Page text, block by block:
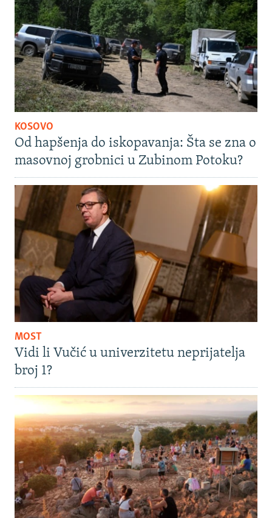
KOSOVO
Od hapšenja do iskopavanja: Šta se zna o
masovnoj grobnici u Zubinom Potoku?
MOST
Vidi li Vučić u univerzitetu neprijatelja
broj 1?